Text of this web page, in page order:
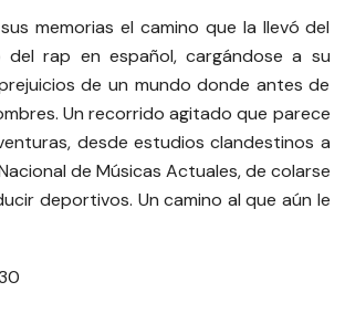
memorias el camino que la llevó del
del rap en español, cargándose a su
de un mundo donde antes de
Un recorrido agitado que parece
desde estudios clandestinos a
de Músicas Actuales, de colarse
deportivos. Un camino al que aún le